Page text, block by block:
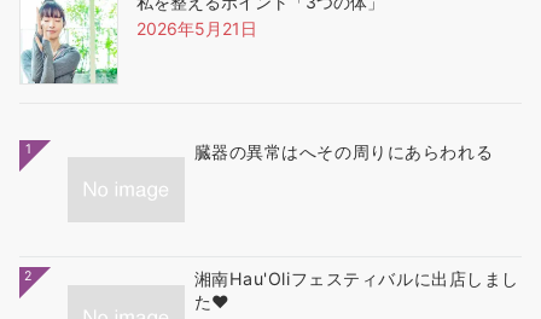
2026年5月21日
1 臓器の異常はへその周りにあらわれる
2
湘南Hau'Oliフェスティバルに出店しまし
た❤